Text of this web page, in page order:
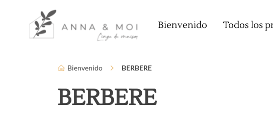
Parámetros de accesibilidad
Bienvenido Todos los
Bienvenido BERBERE
BERBERE